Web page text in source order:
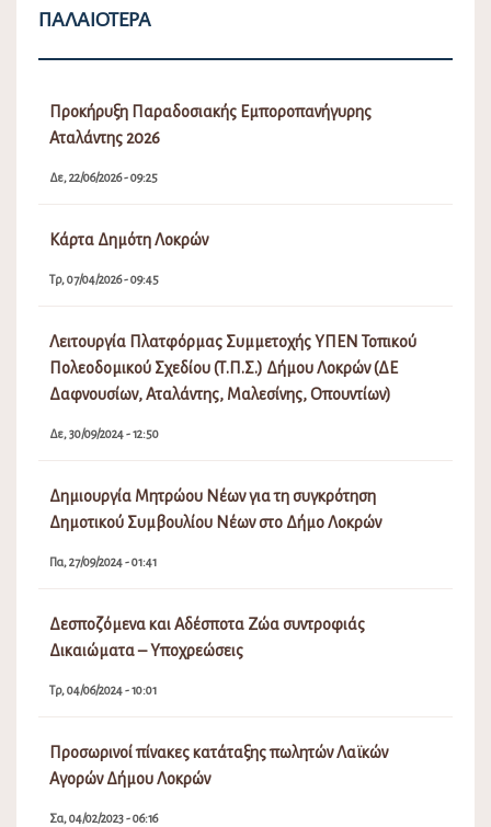
ΠΑΛΑΙΌΤΕΡΑ
Προκήρυξη Παραδοσιακής Εμποροπανήγυρης
Αταλάντης 2026
Δε, 22/06/2026 - 09:25
Κάρτα Δημότη Λοκρών
Τρ, 07/04/2026 - 09:45
Λειτουργία Πλατφόρμας Συμμετοχής ΥΠΕΝ Τοπικού
Πολεοδομικού Σχεδίου (Τ.Π.Σ.) Δήμου Λοκρών (ΔΕ
Δαφνουσίων, Αταλάντης, Μαλεσίνης, Οπουντίων)
Δε, 30/09/2024 - 12:50
Δημιουργία Μητρώου Νέων για τη συγκρότηση
Δημοτικού Συμβουλίου Νέων στο Δήμο Λοκρών
Πα, 27/09/2024 - 01:41
Δεσποζόμενα και Αδέσποτα Ζώα συντροφιάς
Δικαιώματα – Υποχρεώσεις
Τρ, 04/06/2024 - 10:01
Προσωρινοί πίνακες κατάταξης πωλητών Λαϊκών
Αγορών Δήμου Λοκρών
Σα, 04/02/2023 - 06:16